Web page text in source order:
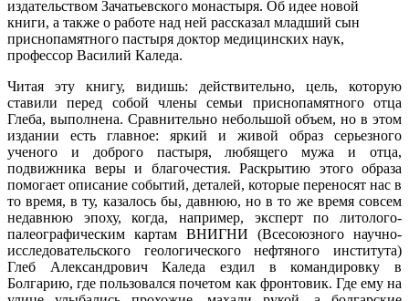
издательством Зачатьевского монастыря. Об идее новой
книги, а также о работе над ней рассказал младший сын
приснопамятного пастыря доктор медицинских наук,
профессор Василий Каледа.
Читая эту книгу, видишь: действительно, цель, которую
ставили перед собой члены семьи приснопамятного отца
Глеба, выполнена. Сравнительно небольшой объем, но в этом
издании есть главное: яркий и живой образ серьезного
ученого и доброго пастыря, любящего мужа и отца,
подвижника веры и благочестия. Раскрытию этого образа
помогает описание событий, деталей, которые переносят нас в
то время, в ту, казалось бы, давнюю, но в то же время совсем
недавнюю эпоху, когда, например, эксперт по литолого-
палеографическим картам ВНИГНИ (Всесоюзного научно-
исследовательского геологического нефтяного института)
Глеб Александрович Каледа ездил в командировку в
Болгарию, где пользовался почетом как фронтовик. Где ему на